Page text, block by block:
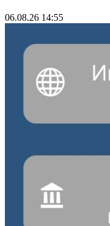
06.08.26 14:55